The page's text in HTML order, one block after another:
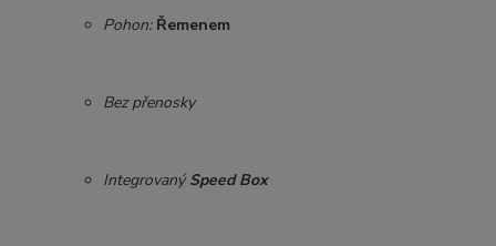
Pohon: Řemenem
Bez přenosky
IntegrovanýSpeed Box